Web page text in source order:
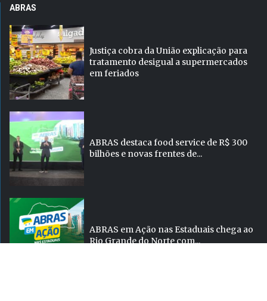
ABRAS
Justiça cobra da União explicação para
tratamento desigual a supermercados
em feriados
ABRAS destaca food service de R$ 300
bilhões e novas frentes de...
ABRAS em Ação nas Estaduais chega ao
Rio Grande do Norte com...